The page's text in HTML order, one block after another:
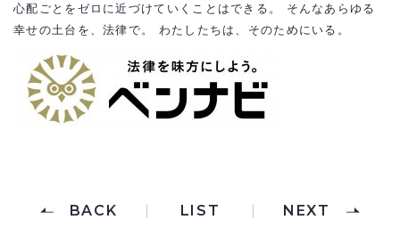
心配ごとをゼロに近づけていくことはできる。 そんなあらゆる
幸せの土台を、法律で。 わたしたちは、そのためにいる。
BACK LIST NEXT